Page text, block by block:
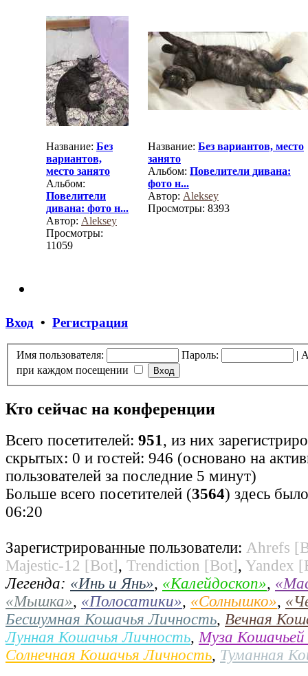
Название: Без
вариантов,
место занято
Альбом:
Повелители
дивана: фото н...
Автор: Aleksey
Просмотры:
11059
Название: Без вариантов, место
занято
Альбом: Повелители дивана:
фото н...
Автор: Aleksey
Просмотры: 8393
Вход • Регистрация
Имя пользователя: Пароль: |
при каждом посещении
Кто сейчас на конференции
Всего посетителей: 951, из них
скрытых: 0 и гостей: 946 (основано на
пользователей за последние 5 минут)
Больше всего посетителей (3564) здесь
06:20
Зарегистрированные пользователи: Ahrefs
Majestic-12 [Bot], Trendiction [Bot], Yandex
Легенда: «Инь и Янь», «Калейдоскоп»,
«Мышка», «Полосатики», «Солнышко»,
Бесшумная Кошачья Личность, Вечная
Лунная Кошачья Личность, Муза
Солнечная Кошачья Личность, Туманная